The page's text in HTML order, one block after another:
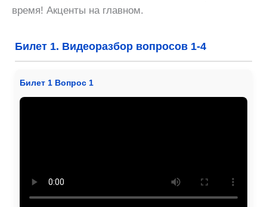
время! Акценты на главном.
Билет 1. Видеоразбор вопросов 1-4
Билет 1 Вопрос 1